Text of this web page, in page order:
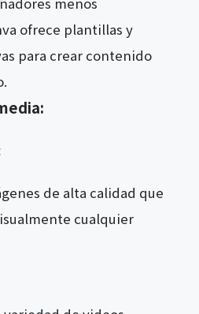
ofrece plantillas y
para crear contenido
de alta calidad que
cualquier